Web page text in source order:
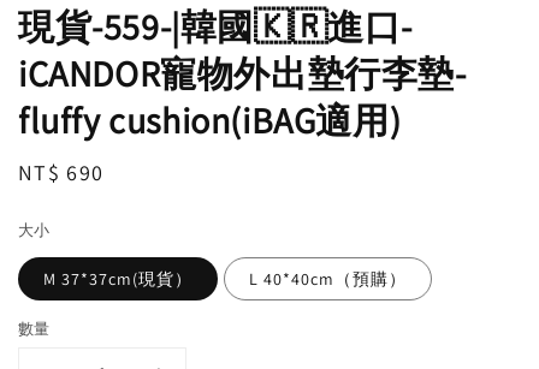
現貨-559-|韓國🇰🇷進口-
iCANDOR寵物外出墊行李墊-
fluffy cushion(iBAG適用)
Regular
NT$ 690
大小
M 37*37cm(現貨） L 40*40cm（預購）
數量